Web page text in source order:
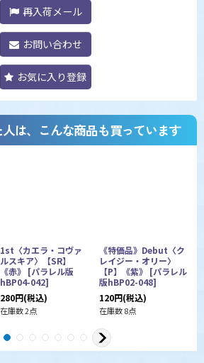
再入荷メール
お問い合わせ
お気に入り登録
は、こんな商品も買っています
1st〈カエラ・コヴァ
ルスキア〉【SR】
《赤》 [パラレル版
hBP04-042]
280円(税込)
在庫数 2点
《特価品》Debut〈ク
レイジー・オリー〉
【P】《紫》 [パラレル
版hBP02-048]
120円(税込)
在庫数 8点